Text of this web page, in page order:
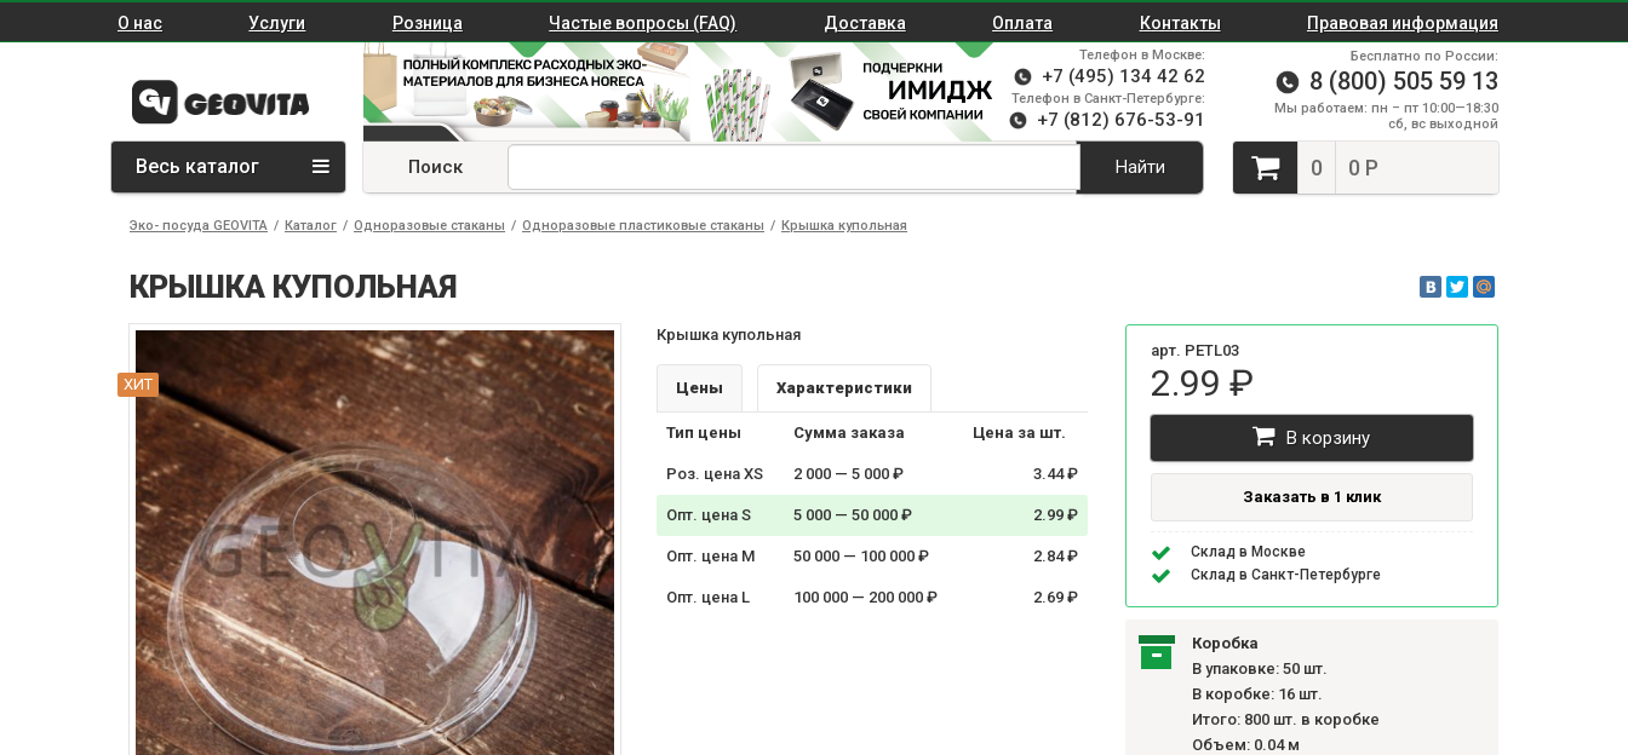
О нас Услуги Розница Частые вопросы (FAQ) Доставка Оплата Контакты Правовая информация
Телефон в Москве:
+7 (495) 134 42 62
Телефон в Санкт-Петербурге:
+7 (812) 676-53-91
Бесплатно по России:
8 (800) 505 59 13
Мы работаем: пн – пт 10:00—18:30
сб, вс выходной
Весь каталог Поиск Найти 0 0 Р
Эко- посуда GEOVITA / Каталог / Одноразовые стаканы / Одноразовые пластиковые стаканы / Крышка купольная
КРЫШКА КУПОЛЬНАЯ
ХИТ
арт. PETL03
2.99 ₽
В корзину
Заказать в 1 клик
Склад в Москве
Склад в Санкт-Петербурге
Коробка
В упаковке: 50 шт.
В коробке: 16 шт.
Итого: 800 шт. в коробке
Объем: 0.04 м
Крышка купольная
Цены Характеристики
Тип цены Сумма заказа Цена за шт.
Роз. цена XS 2 000 — 5 000 ₽ 3.44 ₽
Опт. цена S 5 000 — 50 000 ₽ 2.99 ₽
Опт. цена M 50 000 — 100 000 ₽ 2.84 ₽
Опт. цена L 100 000 — 200 000 ₽ 2.69 ₽